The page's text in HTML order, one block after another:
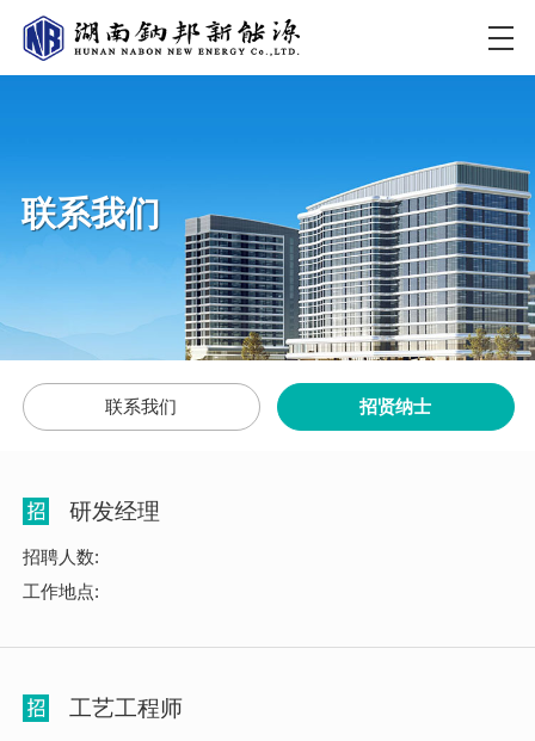
联系我们
联系我们 招贤纳士
研发经理
招聘人数:
工作地点:
工艺工程师